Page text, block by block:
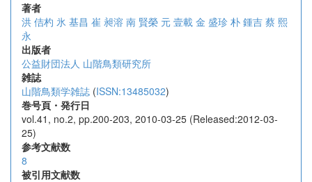
著者
洪 佶杓 氷 基昌 崔 昶溶 南 賢榮 元 壹載 金 盛珍 朴 鍾吉 蔡 熙
永
出版者
公益財団法人 山階鳥類研究所
雑誌
山階鳥類学雑誌 (ISSN:13485032)
巻号頁・発行日
vol.41, no.2, pp.200-203, 2010-03-25 (Released:2012-03-
25)
参考文献数
8
被引用文献数